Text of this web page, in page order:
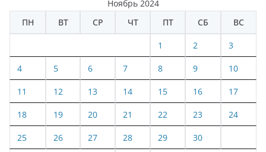
Ноябрь 2024
ПН
ВТ СР ЧТ ПТ СБ ВС
1 2 3
4 5 6 7 8 9 10
11 12 13 14 15 16 17
18 19 20 21 22 23 24
25 26 27 28 29 30